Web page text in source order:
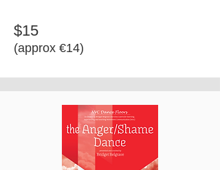
$15
​(approx €14)